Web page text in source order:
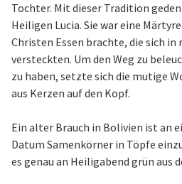
Tochter. Mit dieser Tradition
Heiligen Lucia. Sie war eine
Christen Essen brachte, die sich
versteckten. Um den Weg zu
zu haben, setzte sich die mutige
aus Kerzen auf den Kopf.
Ein alter Brauch in Bolivien ist an
Datum Samenkörner in Töpfe
es genau an Heiligabend grün aus